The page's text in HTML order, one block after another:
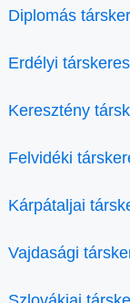
Diplomás
Erdélyi
Keresztény
Felvidéki
Kárpátaljai
Vajdasági